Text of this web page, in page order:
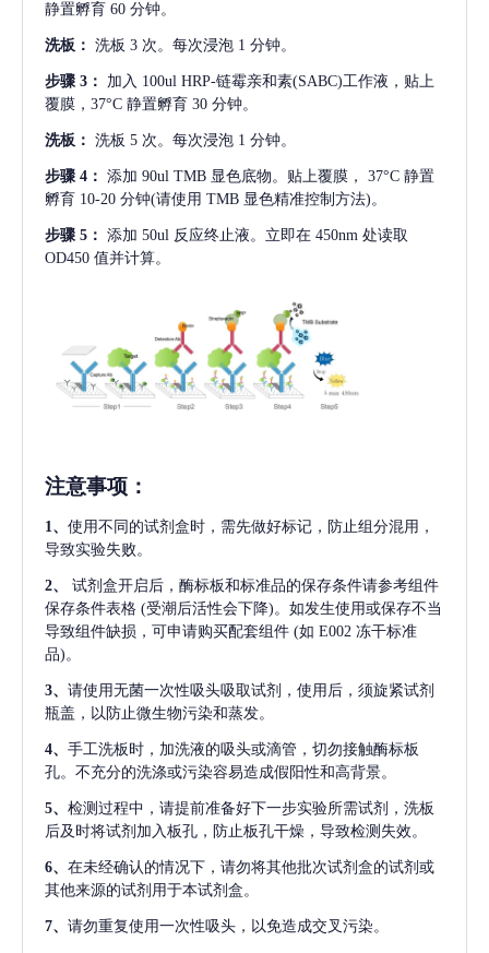
静置孵育 60 分钟。
洗板： 洗板 3 次。每次浸泡 1 分钟。
步骤 3： 加入 100ul HRP-链霉亲和素(SABC)工作液，贴上
覆膜，37°C 静置孵育 30 分钟。
洗板： 洗板 5 次。每次浸泡 1 分钟。
步骤 4： 添加 90ul TMB 显色底物。贴上覆膜， 37°C 静置
孵育 10-20 分钟(请使用 TMB 显色精准控制方法)。
步骤 5： 添加 50ul 反应终止液。立即在 450nm 处读取
OD450 值并计算。
注意事项 ：
1、 使用不同的试剂盒时，需先做好标记，防止组分混用，
导致实验失败。
2、
试剂盒开启后，酶标板和标准品的保存条件请参考组件
保存条件表格 (受潮后活性会下降)。如发生使用或保存不当
导致组件缺损，可申请购买配套组件 (如 E002 冻干标准
品)。
3、 请使用无菌一次性吸头吸取试剂，使用后，须旋紧试剂
瓶盖，以防止微生物污染和蒸发。
4、 手工洗板时，加洗液的吸头或滴管，切勿接触酶标板
孔。不充分的洗涤或污染容易造成假阳性和高背景。
5、 检测过程中，请提前准备好下一步实验所需试剂，洗板
后及时将试剂加入板孔，防止板孔干燥，导致检测失效。
6、 在未经确认的情况下，请勿将其他批次试剂盒的试剂或
其他来源的试剂用于本试剂盒。
7、 请勿重复使用一次性吸头，以免造成交叉污染。